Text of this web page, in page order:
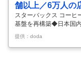
舗以上／6万人の
スターバックス コーヒ
基盤を再構築◆日本国
える 【仕事内容】 【
000店舗以上、6万人の
容】 ～ITプロフェッシ
概要・ミッション：
提供：doda